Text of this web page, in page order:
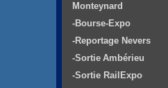
Monteynard
-Bourse-Expo
-Reportage Nevers
-Sortie Ambérieu
-Sortie RailExpo